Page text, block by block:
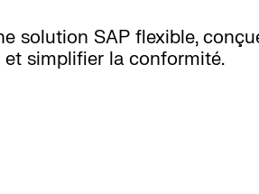
solution SAP flexible,
et simplifier la conformité.